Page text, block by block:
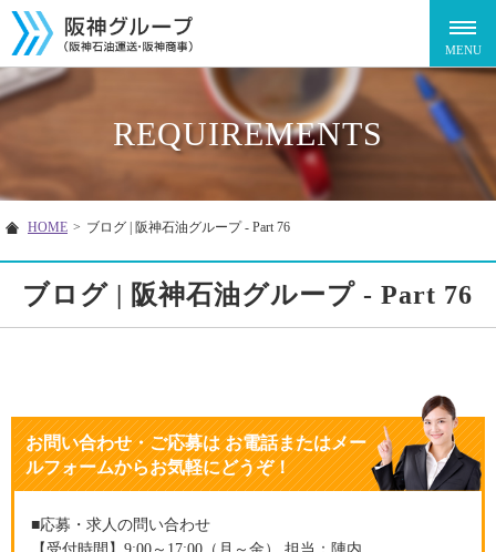
REQUIREMENTS
HOME > ブログ | 阪神石油グループ - Part 76
ブログ | 阪神石油グループ - Part 76
お問い合わせ・ご応募はお電話またはメー
ルフォームからお気軽にどうぞ！
■応募・求人の問い合わせ